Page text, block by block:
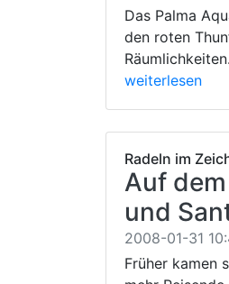
Das Palma
den roten
Räumlichkeiten.
weiterlesen
Radeln im
Auf
und
2008-01-31
Früher kamen